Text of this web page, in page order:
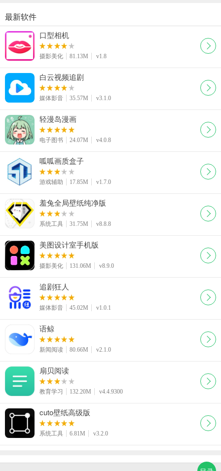
最新软件
口型相机
摄影美化 81.13M v1.8
白云视频追剧
媒体影音 35.57M v3.1.0
轻漫岛漫画
电子图书 24.07M v4.0.8
呱呱画质盒子
游戏辅助 17.85M v1.7.0
羞兔全局壁纸纯净版
系统工具 31.75M v8.8.8
美图设计室手机版
摄影美化 131.06M v8.9.0
追剧狂人
媒体影音 45.02M v1.0.1
语鲸
新闻阅读 80.66M v2.1.0
扇贝阅读
教育学习 132.20M v4.4.9300
cuto壁纸高级版
系统工具 6.81M v3.2.0